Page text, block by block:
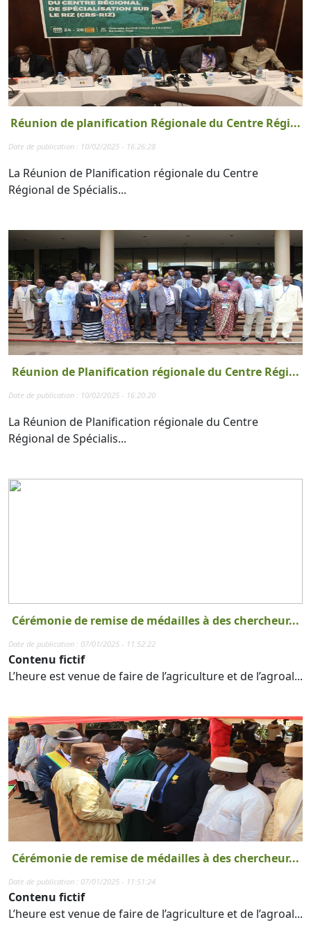
Réunion de planification Régionale du Centre Régi...
Date de publication : 10/02/2025 - 16:26:28
La Réunion de Planification régionale du Centre
Régional de Spécialis...
Réunion de Planification régionale du Centre Régi...
Date de publication : 10/02/2025 - 16:20:20
La Réunion de Planification régionale du Centre
Régional de Spécialis...
Cérémonie de remise de médailles à des chercheur...
Date de publication : 07/01/2025 - 11:52:22
Contenu fictif
L’heure est venue de faire de l’agriculture et de l’agroal...
Cérémonie de remise de médailles à des chercheur...
Date de publication : 07/01/2025 - 11:51:24
Contenu fictif
L’heure est venue de faire de l’agriculture et de l’agroal...